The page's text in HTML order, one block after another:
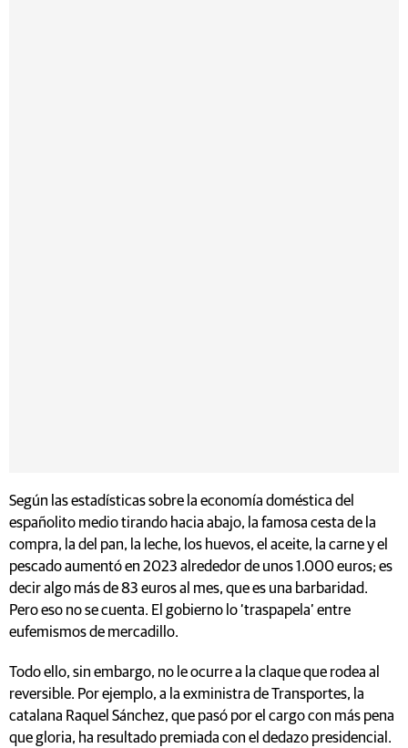
Según las estadísticas sobre la economía doméstica del
españolito medio tirando hacia abajo, la famosa cesta de la
compra, la del pan, la leche, los huevos, el aceite, la carne y el
pescado aumentó en 2023 alrededor de unos 1.000 euros; es
decir algo más de 83 euros al mes, que es una barbaridad.
Pero eso no se cuenta. El gobierno lo ‘traspapela’ entre
eufemismos de mercadillo.
Todo ello, sin embargo, no le ocurre a la claque que rodea al
reversible. Por ejemplo, a la exministra de Transportes, la
catalana Raquel Sánchez, que pasó por el cargo con más pena
que gloria, ha resultado premiada con el dedazo presidencial.